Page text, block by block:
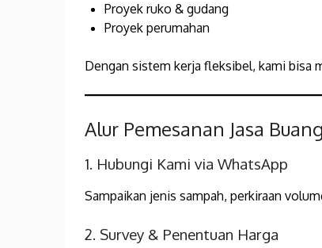
Proyek ruko & gudang
Proyek perumahan
Dengan sistem kerja fleksibel, kami bisa
Alur Pemesanan Jasa
1. Hubungi Kami via WhatsApp
Sampaikan jenis sampah, perkiraan
2. Survey & Penentuan Harga